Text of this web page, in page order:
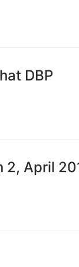
DBP
2, April